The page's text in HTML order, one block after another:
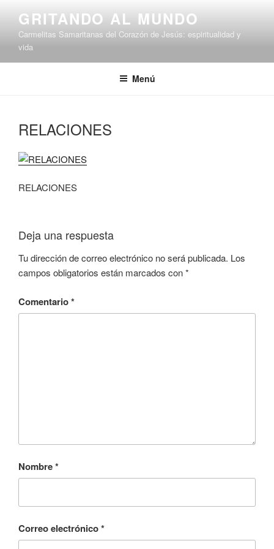
contenido
GRITANDO AL MUNDO
Carmelitas Samaritanas del Corazón de Jesús: espiritualidad y
vida
Menú
RELACIONES
RELACIONES
Deja una respuesta
Tu dirección de correo electrónico no será publicada. Los
campos obligatorios están marcados con*
Comentario*
Nombre*
Correo electrónico*